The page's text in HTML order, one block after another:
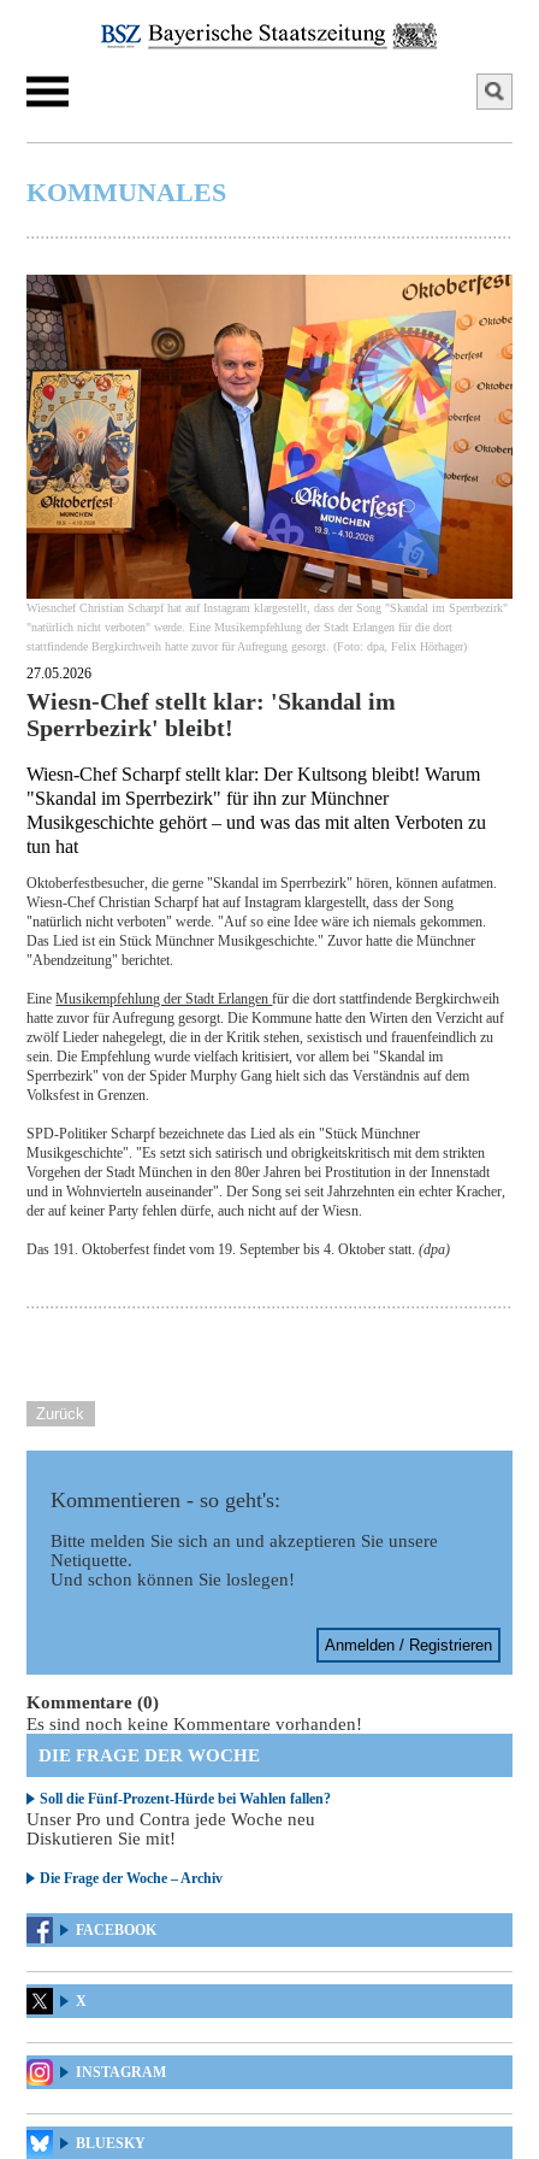
KOMMUNALES
Wiesnchef Christian Scharpf hat auf Instagram klargestellt, dass der Song "Skandal im Sperrbezirk"
"natürlich nicht verboten" werde. Eine Musikempfehlung der Stadt Erlangen für die dort
stattfindende Bergkirchweih hatte zuvor für Aufregung gesorgt. (Foto: dpa, Felix Hörhager)
27.05.2026
Wiesn-Chef stellt klar: 'Skandal im
Sperrbezirk' bleibt!
Wiesn-Chef Scharpf stellt klar: Der Kultsong bleibt! Warum
"Skandal im Sperrbezirk" für ihn zur Münchner
Musikgeschichte gehört – und was das mit alten Verboten zu
tun hat
Oktoberfestbesucher, die gerne "Skandal im Sperrbezirk" hören, können aufatmen.
Wiesn-Chef Christian Scharpf hat auf Instagram klargestellt, dass der Song
"natürlich nicht verboten" werde. "Auf so eine Idee wäre ich niemals gekommen.
Das Lied ist ein Stück Münchner Musikgeschichte." Zuvor hatte die Münchner
"Abendzeitung" berichtet.
EineMusikempfehlung der Stadt Erlangenfür die dort stattfindende Bergkirchweih
hatte zuvor für Aufregung gesorgt. Die Kommune hatte den Wirten den Verzicht auf
zwölf Lieder nahegelegt, die in der Kritik stehen, sexistisch und frauenfeindlich zu
sein. Die Empfehlung wurde vielfach kritisiert, vor allem bei "Skandal im
Sperrbezirk" von der Spider Murphy Gang hielt sich das Verständnis auf dem
Volksfest in Grenzen.
SPD-Politiker Scharpf bezeichnete das Lied als ein "Stück Münchner
Musikgeschichte". "Es setzt sich satirisch und obrigkeitskritisch mit dem strikten
Vorgehen der Stadt München in den 80er Jahren bei Prostitution in der Innenstadt
und in Wohnvierteln auseinander". Der Song sei seit Jahrzehnten ein echter Kracher,
der auf keiner Party fehlen dürfe, auch nicht auf der Wiesn.
Das 191. Oktoberfest findet vom 19. September bis 4. Oktober statt.(dpa)
Zurück
Kommentieren - so geht's:
Bitte melden Sie sich an und akzeptieren Sie unsere
Netiquette.
Und schon können Sie loslegen!
Anmelden / Registrieren
Kommentare (0)
Es sind noch keine Kommentare vorhanden!
DIE FRAGE DER WOCHE
Soll die Fünf-Prozent-Hürde bei Wahlen fallen?
Unser Pro und Contra jede Woche neu
Diskutieren Sie mit!
Die Frage der Woche – Archiv
FACEBOOK
X
INSTAGRAM
BLUESKY